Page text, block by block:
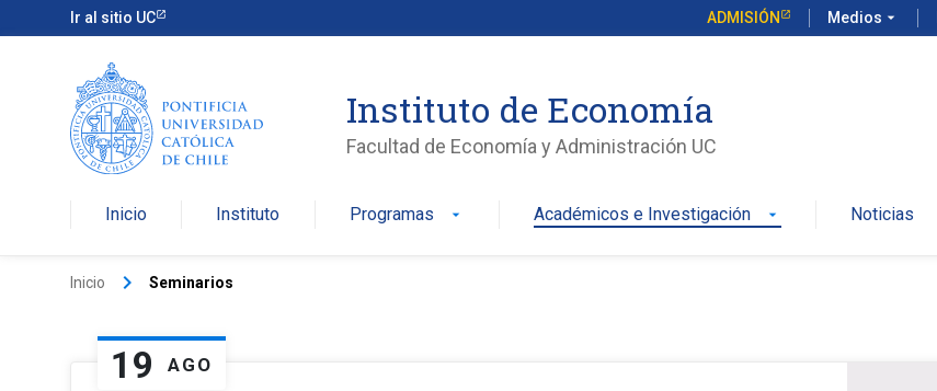
Ir al sitio UC ADMISIÓN Medios arrow_drop_down
Instituto de Economía
Facultad de Economía y Administración UC
Inicio Instituto Programas arrow_drop_down Académicos e Investigación arrow_drop_down Noticias
Inicio keyboard_arrow_right Seminarios
19 AGO